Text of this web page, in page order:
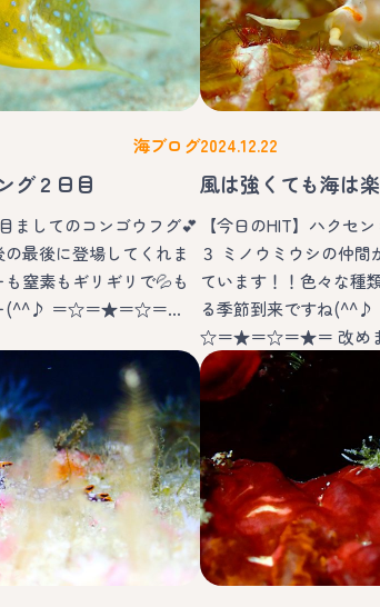
海ブログ
グ２日目
ましてのコンゴウフグ💕
最後に登場してくれま
窒素もギリギリで💦も
(^^♪ ＝☆＝★＝☆＝…
2024.12.22
風は強くても海は
【今日のHIT】ハクセ
３ ミノウミウシの仲間
ています！！色々な種
る季節到来ですね
☆＝★＝☆＝★＝ 改め